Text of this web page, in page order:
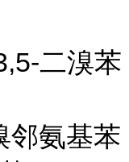
二溴苯
邻氨基苯